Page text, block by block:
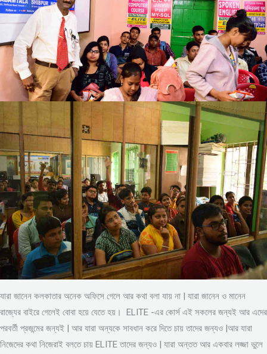
যারা জানেন কলকাতার অনেক অফিসে গেলে আর কথা বলা যায় না | যারা জানেন ও মানেন
রাজ্যের বাইরে গেলেই বোবা হয়ে যেতে হয়। ELITE -এর কোর্স এই সকলের জন্যই আর এদের
পরবর্তী প্রজন্মের জন্যই | আর যারা অন্যকে সাবধান করে দিতে চায় তাদের জন্যও |আর যারা
নিজেদের কথা নিজেরাই বলতে চায় ELITE তাদের জন্যও | যারা অন্তত আর একবার লজ্জা ভুলে